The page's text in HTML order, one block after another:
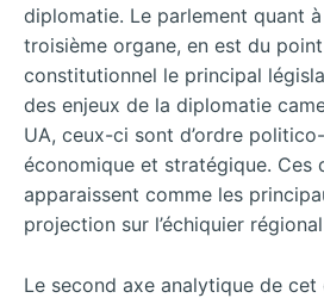
diplomatie. Le parlement quant
troisième organe, en est du
constitutionnel le principal
des enjeux de la diplomatie
UA, ceux-ci sont d’ordre
économique et stratégique. Ces
apparaissent comme les
projection sur l’échiquier
Le second axe analytique de